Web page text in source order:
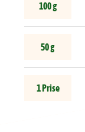
100 g
50 g
1 Prise